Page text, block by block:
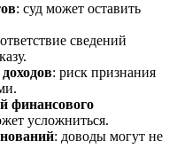
: суд может оставить
сведений
: риск признания
финансового
усложниться.
: доводы могут не